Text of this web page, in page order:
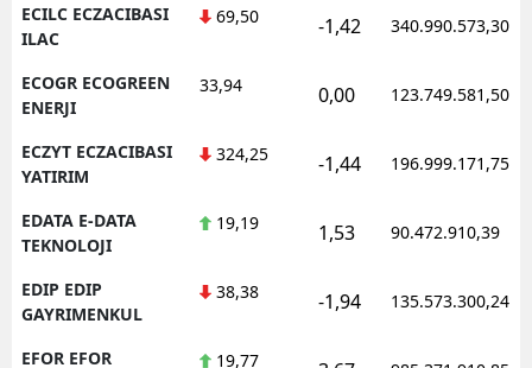
ECILC ECZACIBASI
ILAC
69,50 -1,42 340.990.573,30
ECOGR ECOGREEN
ENERJI
33,94 0,00 123.749.581,50
ECZYT ECZACIBASI
YATIRIM
324,25 -1,44 196.999.171,75
EDATA E-DATA
TEKNOLOJI
19,19 1,53 90.472.910,39
EDIP EDIP
GAYRIMENKUL
38,38 -1,94 135.573.300,24
EFOR EFOR
19,77